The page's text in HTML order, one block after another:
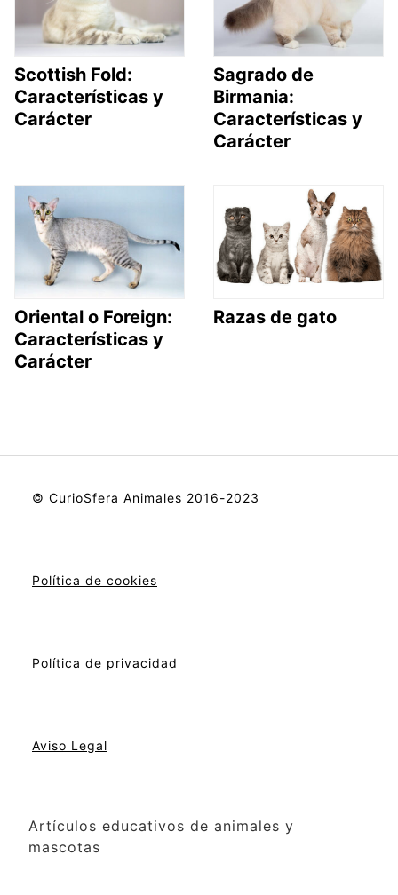
Scottish Fold:
Características y
Carácter
Sagrado de
Birmania:
Características y
Carácter
Oriental o Foreign:
Características y
Carácter
Razas de gato
© CurioSfera Animales 2016-2023
Política de cookies
Política de privacidad
Aviso Legal
Artículos educativos de animales y
mascotas